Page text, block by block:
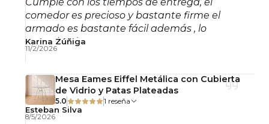
Condición:Nueva
Usos Recomendados
Dormitorios
Salas de espera
Oficinas y espacios de recepción
Cumple con los tiempos de entrega, el
comedor es precioso y bastante firme el
armado es bastante fácil además , lo
recomiendo!
Karina Zúñiga
11/2/2026
Mesa Eames Eiffel Metálica con Cubierta
de Vidrio y Patas Plateadas
5.0 1 reseña
Esteban Silva
8/5/2026